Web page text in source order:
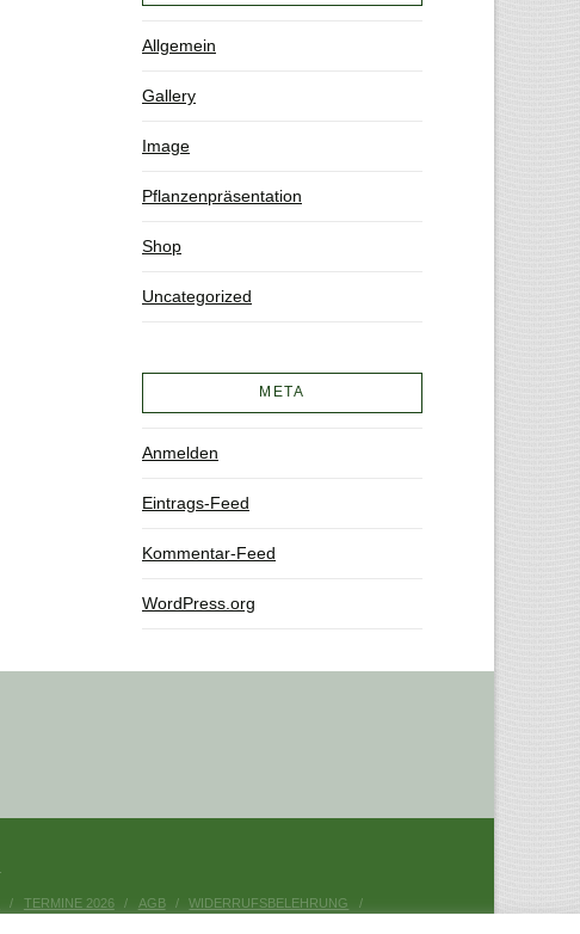
Allgemein
Gallery
Image
Pflanzenpräsentation
Shop
Uncategorized
META
Anmelden
Eintrags-Feed
Kommentar-Feed
WordPress.org
TERMINE 2026 AGB
WIDERRUFSBELEHRUNG